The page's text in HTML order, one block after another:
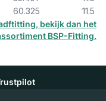
60.325
11.5
bekijk dan het
BSP-Fitting.